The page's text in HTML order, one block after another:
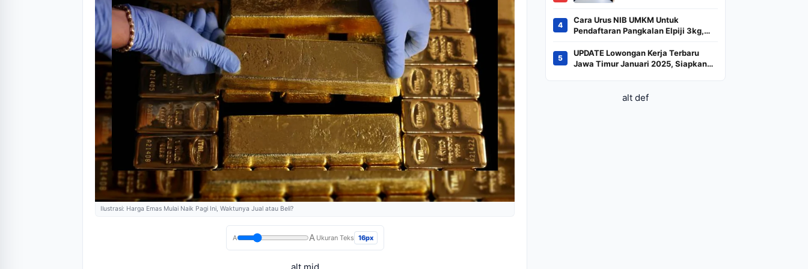
Ilustrasi: Harga Emas Mulai Naik Pagi Ini, Waktunya Jual atau Beli?
A A Ukuran Teks 16px
Indeks
4
Cara Urus NIB UMKM Untuk
Pendaftaran Pangkalan Elpiji 3kg,
Kilogram
5
UPDATE Lowongan Kerja Terbaru
Jawa Timur Januari 2025, Siapkan
alt def